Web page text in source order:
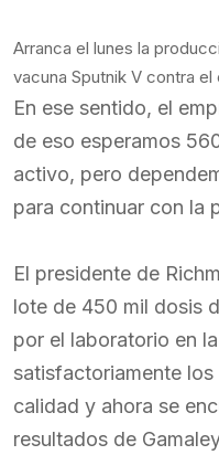
Arranca el lunes la
vacuna Sputnik V contra el
En ese sentido, el
de eso esperamos
activo, pero
para continuar con la
El presidente de
lote de 450 mil dosis
por el laboratorio en
satisfactoriamente
calidad y ahora se
resultados de